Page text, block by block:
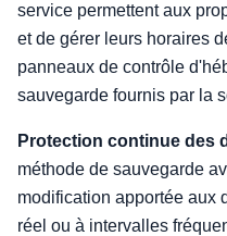
service permettent aux
et de gérer leurs horaires
panneaux de contrôle
sauvegarde fournis par la
Protection continue des
méthode de sauvegarde
modification apportée aux
réel ou à intervalles